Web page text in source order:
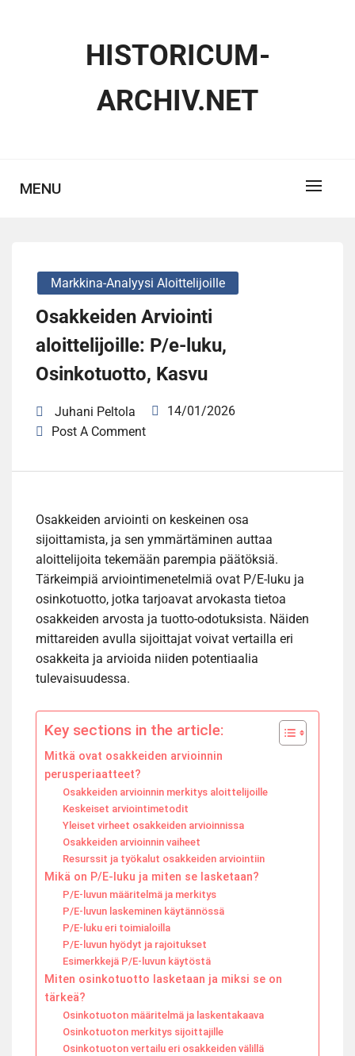
HISTORICUM-
ARCHIV.NET
MENU
Markkina-Analyysi Aloittelijoille
Osakkeiden Arviointi
aloittelijoille: P/e-luku,
Osinkotuotto, Kasvu
Juhani Peltola
14/01/2026
Post A Comment
Osakkeiden arviointi on keskeinen osa
sijoittamista, ja sen ymmärtäminen auttaa
aloittelijoita tekemään parempia päätöksiä.
Tärkeimpiä arviointimenetelmiä ovat P/E-luku ja
osinkotuotto, jotka tarjoavat arvokasta tietoa
osakkeiden arvosta ja tuotto-odotuksista. Näiden
mittareiden avulla sijoittajat voivat vertailla eri
osakkeita ja arvioida niiden potentiaalia
tulevaisuudessa.
Key sections in the article:
Mitkä ovat osakkeiden arvioinnin
perusperiaatteet?
Osakkeiden arvioinnin merkitys aloittelijoille
Keskeiset arviointimetodit
Yleiset virheet osakkeiden arvioinnissa
Osakkeiden arvioinnin vaiheet
Resurssit ja työkalut osakkeiden arviointiin
Mikä on P/E-luku ja miten se lasketaan?
P/E-luvun määritelmä ja merkitys
P/E-luvun laskeminen käytännössä
P/E-luku eri toimialoilla
P/E-luvun hyödyt ja rajoitukset
Esimerkkejä P/E-luvun käytöstä
Miten osinkotuotto lasketaan ja miksi se on
tärkeä?
Osinkotuoton määritelmä ja laskentakaava
Osinkotuoton merkitys sijoittajille
Osinkotuoton vertailu eri osakkeiden välillä